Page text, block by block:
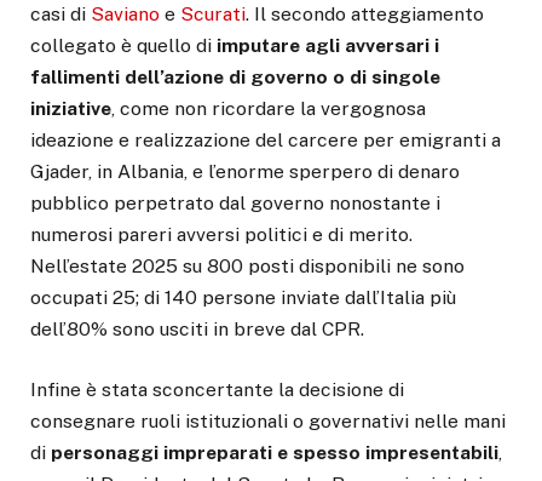
casi di Saviano e Scurati. Il secondo atteggiamento
collegato è quello di imputare agli avversari i
fallimenti dell’azione di governo o di singole
iniziative, come non ricordare la vergognosa
ideazione e realizzazione del carcere per emigranti a
Gjader, in Albania, e l’enorme sperpero di denaro
pubblico perpetrato dal governo nonostante i
numerosi pareri avversi politici e di merito.
Nell’estate 2025 su 800 posti disponibili ne sono
occupati 25; di 140 persone inviate dall’Italia più
dell’80% sono usciti in breve dal CPR.
Infine è stata sconcertante la decisione di
consegnare ruoli istituzionali o governativi nelle mani
di personaggi impreparati e spesso impresentabili,